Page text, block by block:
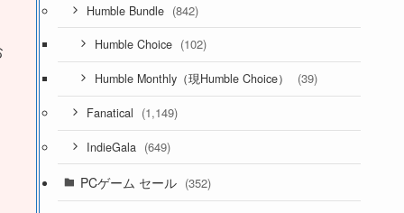
Humble Bundle (842)
Humble Choice (102)
Humble Monthly（現Humble Choice） (39)
Fanatical (1,149)
IndieGala (649)
PCゲーム セール (352)